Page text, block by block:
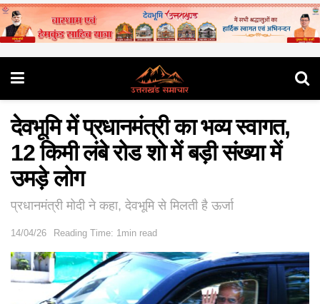
देवभूमि में प्रधानमंत्री का भव्य स्वागत,
12 किमी लंबे रोड शो में बड़ी संख्या में
उमड़े लोग
प्रधानमंत्री मोदी ने कहा, देवभूमि से मिलती है ऊर्जा
14/04/26 Reading Time: 1min read